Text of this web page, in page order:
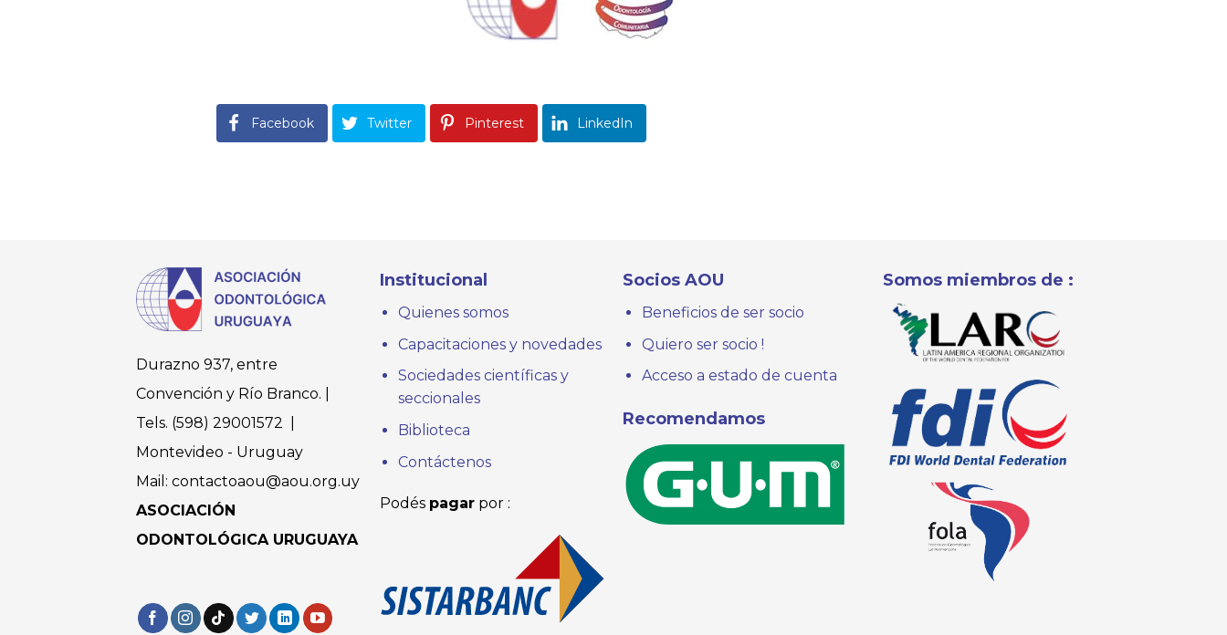
Facebook Twitter Pinterest LinkedIn
Durazno 937, entre
Convención y Río Branco. |
Tels. (598) 29001572 |
Montevideo - Uruguay
Mail: contactoaou@aou.org.uy
ASOCIACIÓN
ODONTOLÓGICA URUGUAYA
Institucional
Quienes somos
Capacitaciones y novedades
Sociedades científicas y
seccionales
Biblioteca
Contáctenos
Podés pagarpor :
Socios AOU
Beneficios de ser socio
Quiero ser socio !
Acceso a estado de cuenta
Recomendamos
Somos miembros de :